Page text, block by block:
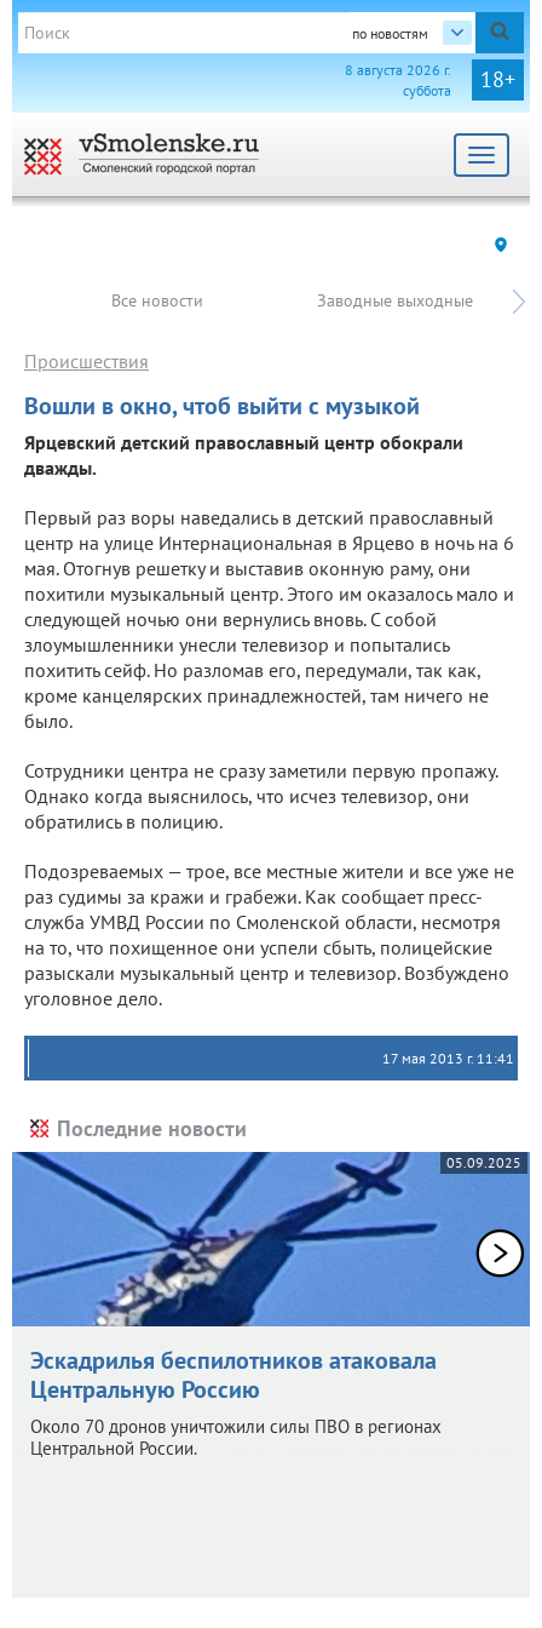
по новостям
18+
8 августа 2026 г.
суббота
Toggle
Все новости Заводные выходные
Вошли в окно, чтоб выйти с музыкой
Происшествия
Ярцевский детский православный центр обокрали
дважды.
Первый раз воры наведались в детский православный
центр на улице Интернациональная в Ярцево в ночь на 6
мая. Отогнув решетку и выставив оконную раму, они
похитили музыкальный центр. Этого им оказалось мало и
следующей ночью они вернулись вновь. С собой
злоумышленники унесли телевизор и попытались
похитить сейф. Но разломав его, передумали, так как,
кроме канцелярских принадлежностей, там ничего не
было.
Сотрудники центра не сразу заметили первую пропажу.
Однако когда выяснилось, что исчез телевизор, они
обратились в полицию.
Подозреваемых — трое, все местные жители и все уже не
раз судимы за кражи и грабежи. Как сообщает пресс-
служба УМВД России по Смоленской области, несмотря
на то, что похищенное они успели сбыть, полицейские
разыскали музыкальный центр и телевизор. Возбуждено
уголовное дело.
17 мая 2013 г. 11:41
Последние новости
05.09.2025
Эскадрилья беспилотников атаковала
Центральную Россию
Около 70 дронов уничтожили силы ПВО в регионах
Центральной России.